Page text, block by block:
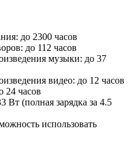
до 2300 часов
до 112 часов
музыки: до 37
видео: до 12 часов
24 часов
Вт (полная зарядка за 4.5
использовать